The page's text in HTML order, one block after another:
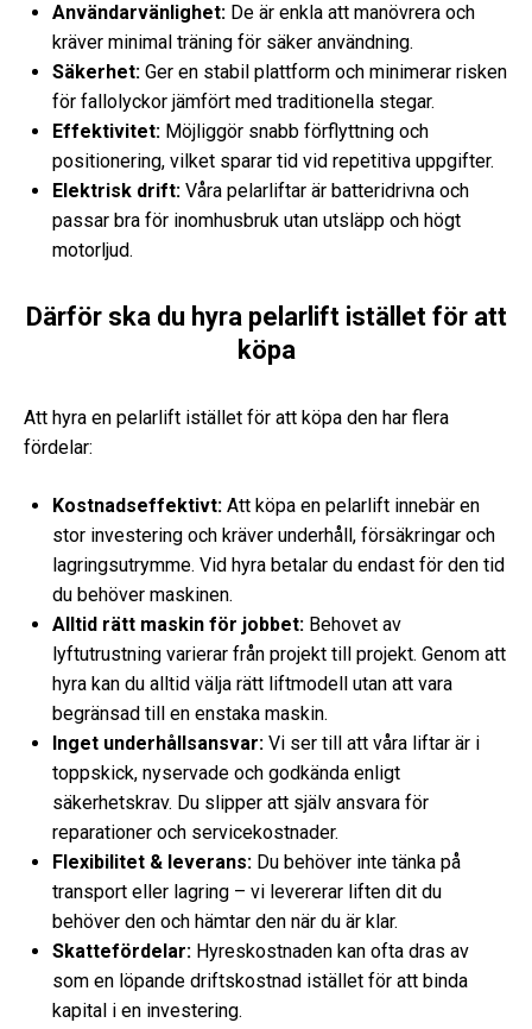
Användarvänlighet: De är enkla att manövrera och
kräver minimal träning för säker användning.
Säkerhet: Ger en stabil plattform och minimerar risken
för fallolyckor jämfört med traditionella stegar.
Effektivitet: Möjliggör snabb förflyttning och
positionering, vilket sparar tid vid repetitiva uppgifter.
Elektrisk drift: Våra pelarliftar är batteridrivna och
passar bra för inomhusbruk utan utsläpp och högt
motorljud.
Därför ska du hyra pelarlift istället för att
köpa
Att hyra en pelarlift istället för att köpa den har flera
fördelar:
Kostnadseffektivt: Att köpa en pelarlift innebär en
stor investering och kräver underhåll, försäkringar och
lagringsutrymme. Vid hyra betalar du endast för den tid
du behöver maskinen.
Alltid rätt maskin för jobbet: Behovet av
lyftutrustning varierar från projekt till projekt. Genom att
hyra kan du alltid välja rätt liftmodell utan att vara
begränsad till en enstaka maskin.
Inget underhållsansvar: Vi ser till att våra liftar är i
toppskick, nyservade och godkända enligt
säkerhetskrav. Du slipper att själv ansvara för
reparationer och servicekostnader.
Flexibilitet & leverans: Du behöver inte tänka på
transport eller lagring – vi levererar liften dit du
behöver den och hämtar den när du är klar.
Skattefördelar: Hyreskostnaden kan ofta dras av
som en löpande driftskostnad istället för att binda
kapital i en investering.